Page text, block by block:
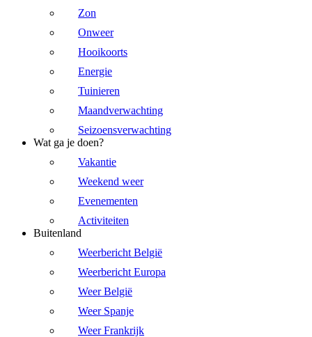
Zon
Onweer
Hooikoorts
Energie
Tuinieren
Maandverwachting
Seizoensverwachting
Wat ga je doen?
Vakantie
Weekend weer
Evenementen
Activiteiten
Buitenland
Weerbericht België
Weerbericht Europa
Weer België
Weer Spanje
Weer Frankrijk